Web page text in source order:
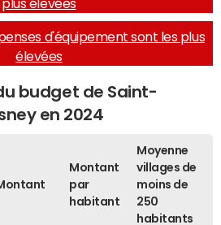
plus élevées
d'équipement sont les plus
élevées
budget de Saint-
en 2024
Montant
par
habitant
Moyenne
villages de
moins de
250
habitants